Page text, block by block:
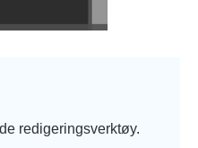
redigeringsverktøy.